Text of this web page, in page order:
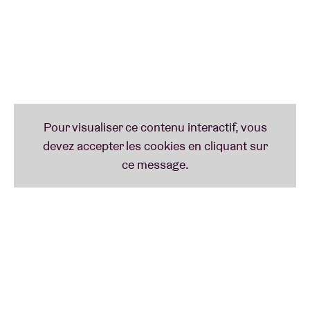
musique jusqu'à ce qu'il construise sa propre
machine à disques dans un vieil atelier Mitsubishi à
Bruxelles, en Belgique. Dans ce quartier général, ils
travaillent sur de multiples choses telles que les